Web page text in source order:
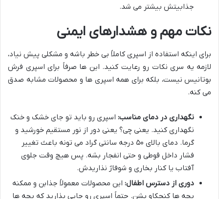
جذابیتش بیشتر می شد.
نکات مهم و هشدارهای ایمنی
برای اینکه استفاده از اسپری کاملاً بی خطر باشه و مشکلی پیش نیاد،
لازمه یه سری نکات رو رعایت کنید. این ها صرفاً برای اسپری فرش
بوتانیس نیست، بلکه برای همه اسپری ها و محصولات مشابه صدق
می کنه.
نگهداری در دمای مناسب: اسپری رو باید تو جای خشک و خنک
نگهداری کنید. یعنی چی؟ یعنی دور از نور مستقیم خورشید و
گرما. دمای بالای ۵۰ درجه سانتی گراد می تونه باعث تغییر
فشار داخل قوطی و حتی انفجار بشه. پس هیچ وقت جلوی
آفتاب یا کنار بخاری و شوفاژ نذاریدش.
دوری از دسترس اطفال: این محصولات معمولاً جذابن و ممکنه
بچه ها کنجکاو بشن. حتماً اسپری رو جایی بذارید که بچه ها